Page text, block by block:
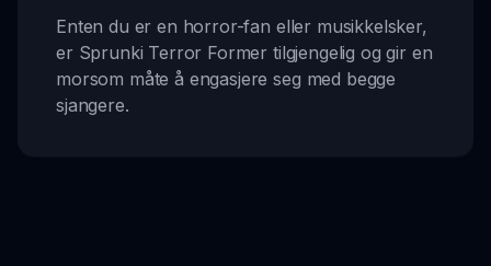
Enten du er en horror-fan eller musikkelsker,
er Sprunki Terror Former tilgjengelig og gir en
morsom måte å engasjere seg med begge
sjangere.